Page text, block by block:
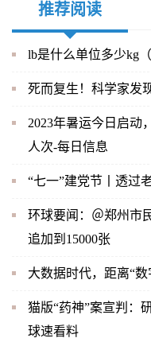
推荐阅读
lb是什么单位多少kg
死而复生！科学家发
2023年暑运今日启动
人次-每日信息
“七一”建党节丨透过
环球要闻：＠郑州市
追加到15000张
大数据时代，距离“
猫版“药神”案宣判：
球速看料